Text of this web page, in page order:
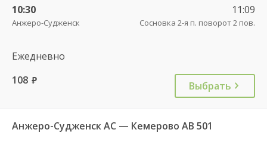
10:30
Анжеро-Судженск
11:09
Сосновка 2-я п. поворот 2 пов.
Ежедневно
108 руб. Выбрать
Анжеро-Судженск АС — Кемерово АВ 501